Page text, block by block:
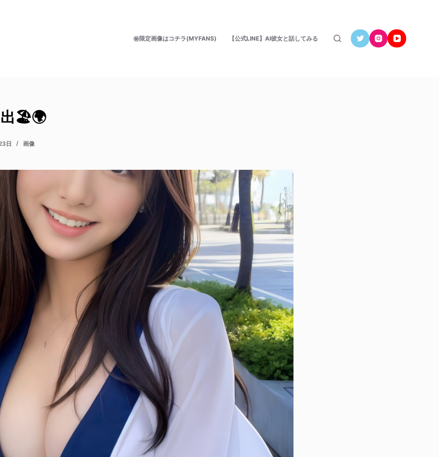
㊙限定画像はコチラ(MYFANS) 【公式LINE】AI彼女と話してみる
出🏖️🌍
日 画像